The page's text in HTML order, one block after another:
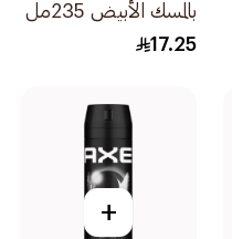
بالمسك الأبيض 235مل
17.25
+